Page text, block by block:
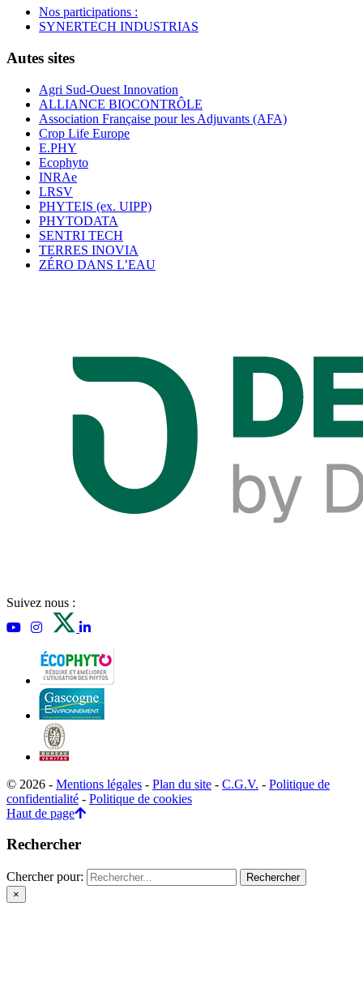
Nos participations :
SYNERTECH INDUSTRIAS
Autes sites
Agri Sud-Ouest Innovation
ALLIANCE BIOCONTRÔLE
Association Française pour les Adjuvants (AFA)
Crop Life Europe
E.PHY
Ecophyto
INRAe
LRSV
PHYTEIS (ex. UIPP)
PHYTODATA
SENTRI TECH
TERRES INOVIA
ZÉRO DANS L’EAU
Suivez nous :
© 2026 - Mentions légales - Plan du site - C.G.V. - Politique de
confidentialité - Politique de cookies
Haut de page
Rechercher
Chercher pour:
×